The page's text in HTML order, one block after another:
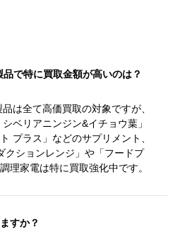
で特に買取金額が高いのは？
は全て高価買取の対象ですが、
シベリアニンジン&イチョウ葉」
プラス」などのサプリメント、
クションレンジ」や「フードプ
理家電は特に買取強化中です。
すか？